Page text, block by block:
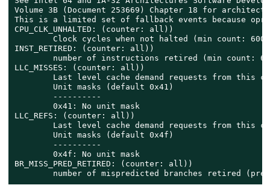
Volume 3B (Document 253669) Chapter 18 for
This is a limited set of fallback events because
CPU_CLK_UNHALTED: (counter: all))
Clock cycles when not halted (min count:
INST_RETIRED: (counter: all))
number of instructions retired (min count:
LLC_MISSES: (counter: all))
Last level cache demand requests from this
        Unit masks (default 0x41)
        ----------
        0x41: No unit mask
LLC_REFS: (counter: all))
Last level cache demand requests from this
        Unit masks (default 0x4f)
        ----------
        0x4f: No unit mask
BR_MISS_PRED_RETIRED: (counter: all))
number of mispredicted branches retired